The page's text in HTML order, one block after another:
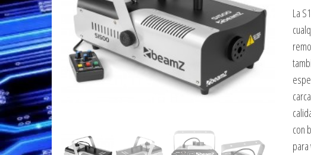
La
con